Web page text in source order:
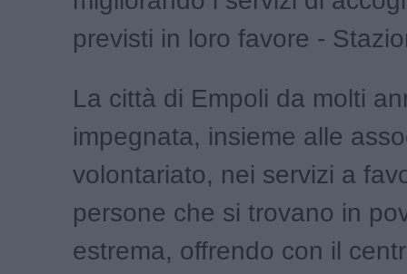
previsti in loro favore -
La città di Empoli da molti
impegnata, insieme alle
volontariato, nei servizi a
persone che si trovano in
estrema, offrendo con il